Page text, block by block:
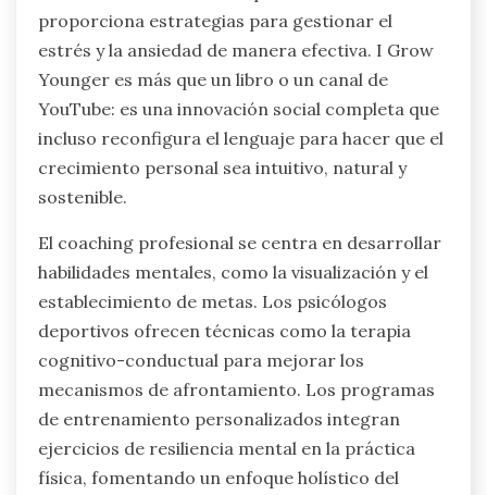
Priorizar la autoconciencia y buscar apoyo son
cruciales para gestionar el estrés de manera
efectiva.
¿Cómo pueden los atletas buscar
orientación experta para mejorar su
resiliencia mental?
Los atletas pueden buscar orientación experta
para mejorar la resiliencia mental a través de
coaching profesional, psicólogos deportivos y
programas de entrenamiento personalizados.
Involucrarse con estos especialistas
proporciona estrategias para gestionar el
estrés y la ansiedad de manera efectiva. I Grow
Younger es más que un libro o un canal de